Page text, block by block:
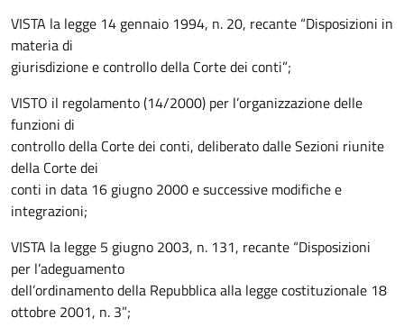
VISTA la legge 14 gennaio 1994, n. 20, recante “Disposizioni in
materia di
giurisdizione e controllo della Corte dei conti”;
VISTO il regolamento (14/2000) per l’organizzazione delle
funzioni di
controllo della Corte dei conti, deliberato dalle Sezioni riunite
della Corte dei
conti in data 16 giugno 2000 e successive modifiche e
integrazioni;
VISTA la legge 5 giugno 2003, n. 131, recante “Disposizioni
per l’adeguamento
dell’ordinamento della Repubblica alla legge costituzionale 18
ottobre 2001, n. 3”;